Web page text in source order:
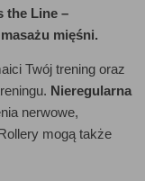
the Line –
mięśni.
Twój trening oraz
Nieregularna
nerwowe,
mogą także